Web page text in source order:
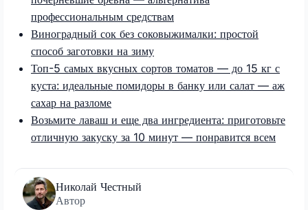
профессиональным средствам
Виноградный сок без соковыжималки: простой
способ заготовки на зиму
Топ-5 самых вкусных сортов томатов — до 15 кг с
куста: идеальные помидоры в банку или салат — аж
сахар на разломе
Возьмите лаваш и еще два ингредиента: приготовьте
отличную закуску за 10 минут — понравится всем
Николай Честный
Автор